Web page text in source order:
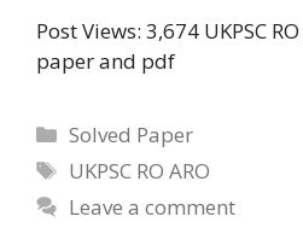
Post Views: 3,674 UKPSC
paper and pdf
Categories
Solved Paper
Tags
UKPSC RO ARO
Leave a comment